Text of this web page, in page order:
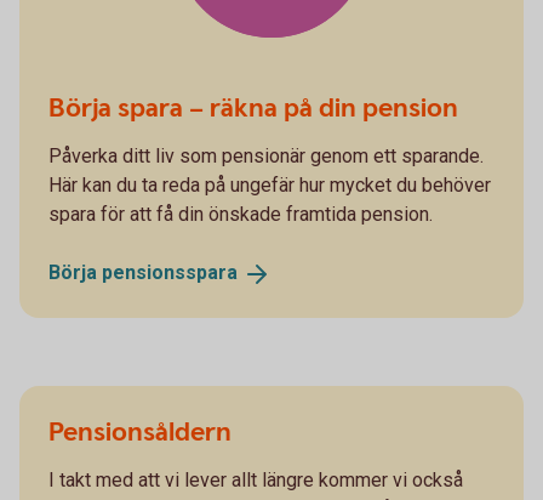
Börja spara – räkna på din pension
Påverka ditt liv som pensionär genom ett sparande.
Här kan du ta reda på ungefär hur mycket du behöver
spara för att få din önskade framtida pension.
Börja pensionsspara
Pensionsåldern
I takt med att vi lever allt längre kommer vi också